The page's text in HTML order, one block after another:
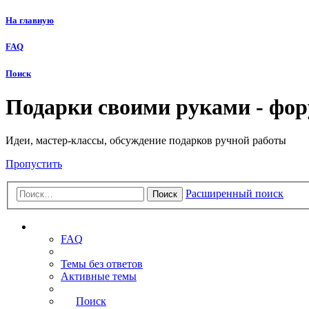
На главную
FAQ
Поиск
Подарки своими руками -
Идеи, мастер-классы, обсуждение подарков ручной работы
Пропустить
Поиск Расширенный поиск
FAQ
Темы без ответов
Активные темы
Поиск